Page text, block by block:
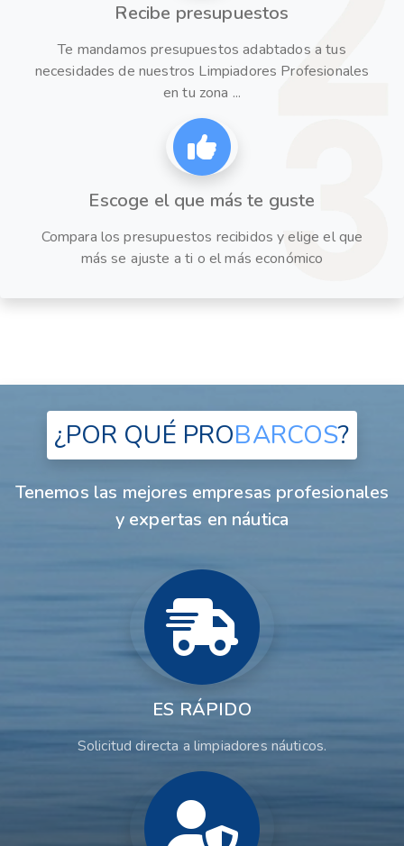
Recibe presupuestos
Te mandamos presupuestos adabtados a tus
necesidades de nuestros Limpiadores Profesionales
en tu zona ...
Escoge el que más te guste
Compara los presupuestos recibidos y elige el que
más se ajuste a ti o el más económico
¿POR QUÉ PROBARCOS?
Tenemos las mejores empresas profesionales
y expertas en náutica
ES RÁPIDO
Solicitud directa a limpiadores náuticos.